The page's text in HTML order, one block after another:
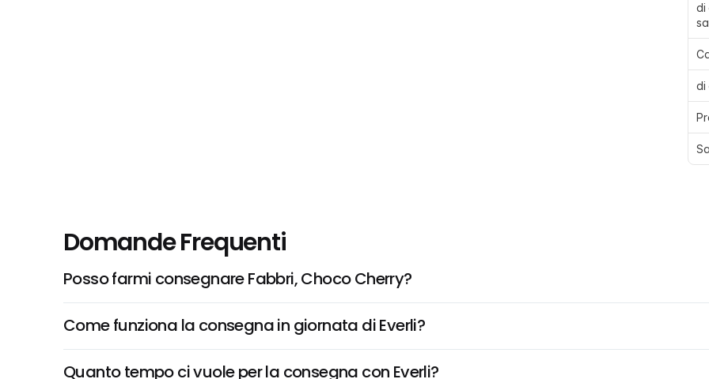
di
di
Domande Frequenti
Posso farmi consegnare Fabbri, Choco Cherry?
Come funziona la consegna in giornata di Everli?
Quanto tempo ci vuole per la consegna con Everli?